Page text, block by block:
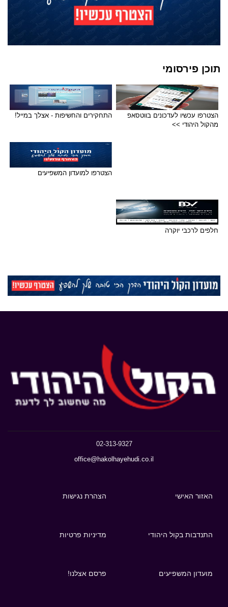
תוכן פירסומי
הצטרפו עכשיו לעדכונים בווטסאפ
מהקול היהודי >>
התחקירים והחשיפות - אצלך במייל!
הצטרפו למועדון המשפיעים
חלפים לרכבי יוקרה
02-313-9327
office@hakolhayehudi.co.il
האזור האישי הצהרת נגישות
התנדבות בקול היהודי מדיניות פרטיות
מועדון המשפיעים פרסם אצלנו!